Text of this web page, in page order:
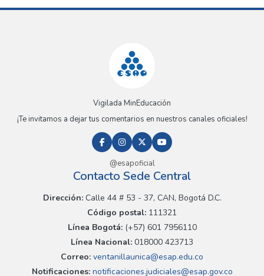
Vigilada MinEducación
¡Te invitamos a dejar tus comentarios en nuestros canales oficiales!
@esapoficial
Contacto Sede Central
Dirección:Calle 44 # 53 - 37, CAN, Bogotá D.C.
Código postal: 111321
Línea Bogotá:(+57) 601 7956110
Línea Nacional: 018000 423713
Correo: ventanillaunica@esap.edu.co
Notificaciones:notificaciones.judiciales@esap.gov.co